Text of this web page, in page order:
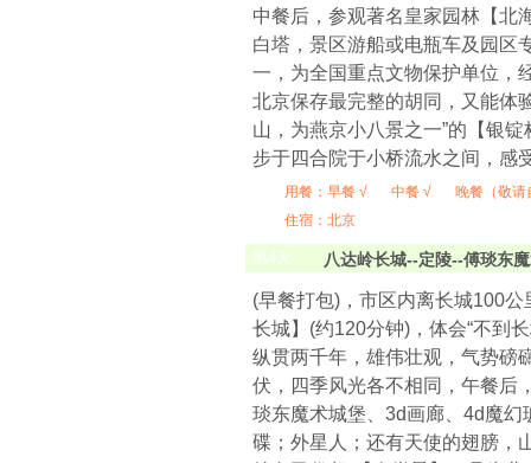
中餐后，参观著名皇家园林【北
白塔，景区游船或电瓶车及园区
一，为全国重点文物保护单位，
北京保存最完整的胡同，又能体
山，为燕京小八景之一”的【银
步于四合院于小桥流水之间，感
用餐： 早餐 √ 中餐 √
晚餐（敬请
住宿：北京
第4天 八达岭长城--定陵--傅琰东
(早餐打包)，市区内离长城100
长城】(约120分钟)，体会“不到
纵贯两千年，雄伟壮观，气势磅
伏，四季风光各不相同，午餐后
琰东魔术城堡、3d画廊、4d魔
碟；外星人；还有天使的翅膀，